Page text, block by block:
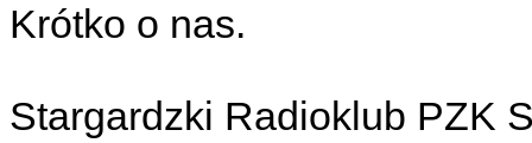
Krótko o nas.
Stargardzki Radioklub PZK